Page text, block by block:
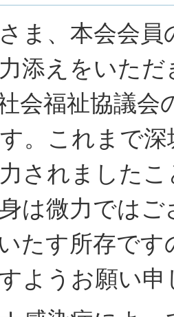
ま、本会会
添えをいた
会福祉協議
。これまで
されました
は微力では
たす所存で
ようお願い